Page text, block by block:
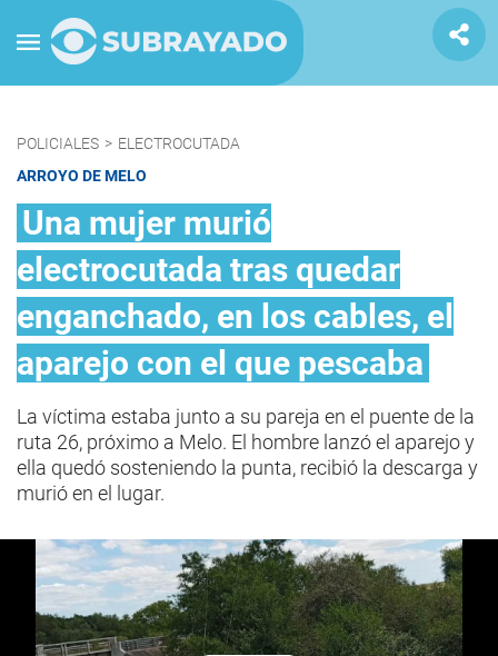
POLICIALES > ELECTROCUTADA
ARROYO DE MELO
Una mujer murió
electrocutada tras quedar
enganchado, en los cables, el
aparejo con el que pescaba
La víctima estaba junto a su pareja en el puente de la
ruta 26, próximo a Melo. El hombre lanzó el aparejo y
ella quedó sosteniendo la punta, recibió la descarga y
murió en el lugar.